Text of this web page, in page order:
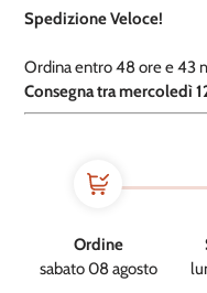
Spedizione Veloce!
Ordina entro48 ore e43
​Consegna tra mercoledì
Ordine
sabato 08 agosto